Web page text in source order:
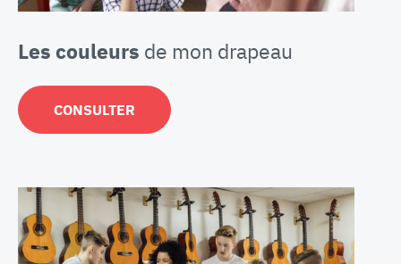
Les couleurs de mon drapeau
CONSULTER